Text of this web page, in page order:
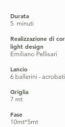
Durata
5 minuti
Realizzazione di
light design
Emiliano Pellisari
Lancio
6 ballerini - acrobati ​
Griglia
7 mt
Fase
10mt*5mt